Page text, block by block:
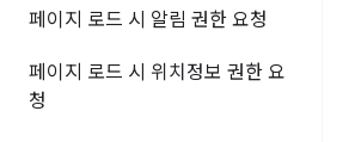
페이지 로드 시 알림 권한 요청
페이지 로드 시 위치정보 권한 요
청